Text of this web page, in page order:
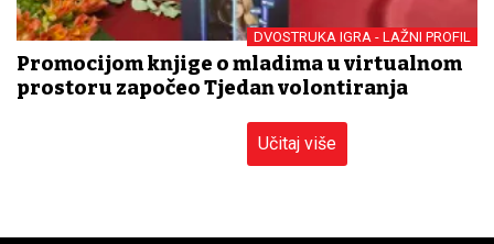
DVOSTRUKA IGRA - LAŽNI PROFIL
Promocijom knjige o mladima u virtualnom
prostoru započeo Tjedan volontiranja
Učitaj više